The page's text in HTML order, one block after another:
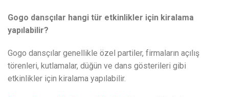
Gogo dansçılar hangi tür etkinlikler için kiralama
yapılabilir?
Gogo dansçılar genellikle özel partiler, firmaların açılış
törenleri, kutlamalar, düğün ve dans gösterileri gibi
etkinlikler için kiralama yapılabilir.